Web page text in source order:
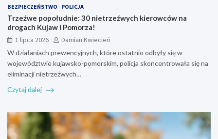
BEZPIECZEŃSTWO POLICJA
Trzeźwe popołudnie: 30 nietrzeźwych kierowców na
drogach Kujaw i Pomorza!
1 lipca 2026
Damian Kwiecień
W działaniach prewencyjnych, które ostatnio odbyły się w
województwie kujawsko-pomorskim, policja skoncentrowała się na
eliminacji nietrzeźwych…
Czytaj dalej